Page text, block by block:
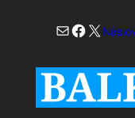
MailX